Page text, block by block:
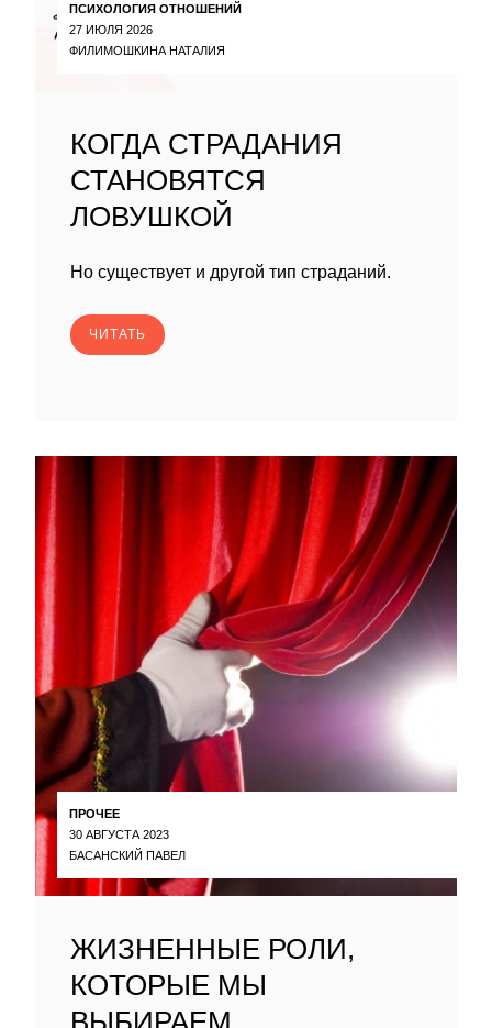
ПСИХОЛОГИЯ ОТНОШЕНИЙ
27 ИЮЛЯ 2026
ФИЛИМОШКИНА НАТАЛИЯ
КОГДА СТРАДАНИЯ
СТАНОВЯТСЯ
ЛОВУШКОЙ
Но существует и другой тип страданий.
ЧИТАТЬ
ПРОЧЕЕ
30 АВГУСТА 2023
БАСАНСКИЙ ПАВЕЛ
ЖИЗНЕННЫЕ РОЛИ,
КОТОРЫЕ МЫ
ВЫБИРАЕМ